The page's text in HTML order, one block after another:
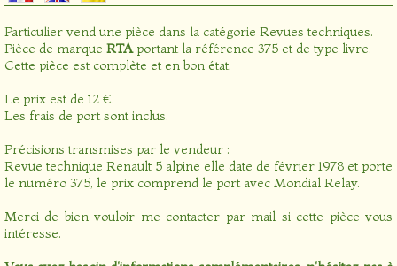
Particulier vend une pièce dans la catégorie Revues techniques.
Pièce de marque RTAportant la référence 375 et de type livre.
Cette pièce est complète et en bon état.
Le prix est de 12 €.
Les frais de port sont inclus.
Précisions transmises par le vendeur :
Revue technique Renault 5 alpine elle date de février 1978 et porte
le numéro 375, le prix comprend le port avec Mondial Relay.
Merci de bien vouloir me contacter par mail si cette pièce vous
intéresse.